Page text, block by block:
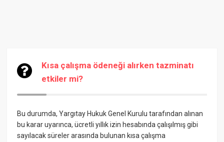
Kısa çalışma ödeneği alırken tazminatı
etkiler mi?
Bu durumda, Yargıtay Hukuk Genel Kurulu tarafından alınan
bu karar uyarınca, ücretli yıllık izin hesabında çalışılmış gibi
sayılacak süreler arasında bulunan kısa çalışma